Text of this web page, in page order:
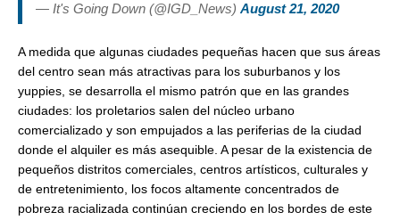
— It's Going Down (@IGD_News) August 21, 2020
A medida que algunas ciudades pequeñas hacen que sus áreas
del centro sean más atractivas para los suburbanos y los
yuppies, se desarrolla el mismo patrón que en las grandes
ciudades: los proletarios salen del núcleo urbano
comercializado y son empujados a las periferias de la ciudad
donde el alquiler es más asequible. A pesar de la existencia de
pequeños distritos comerciales, centros artísticos, culturales y
de entretenimiento, los focos altamente concentrados de
pobreza racializada continúan creciendo en los bordes de este